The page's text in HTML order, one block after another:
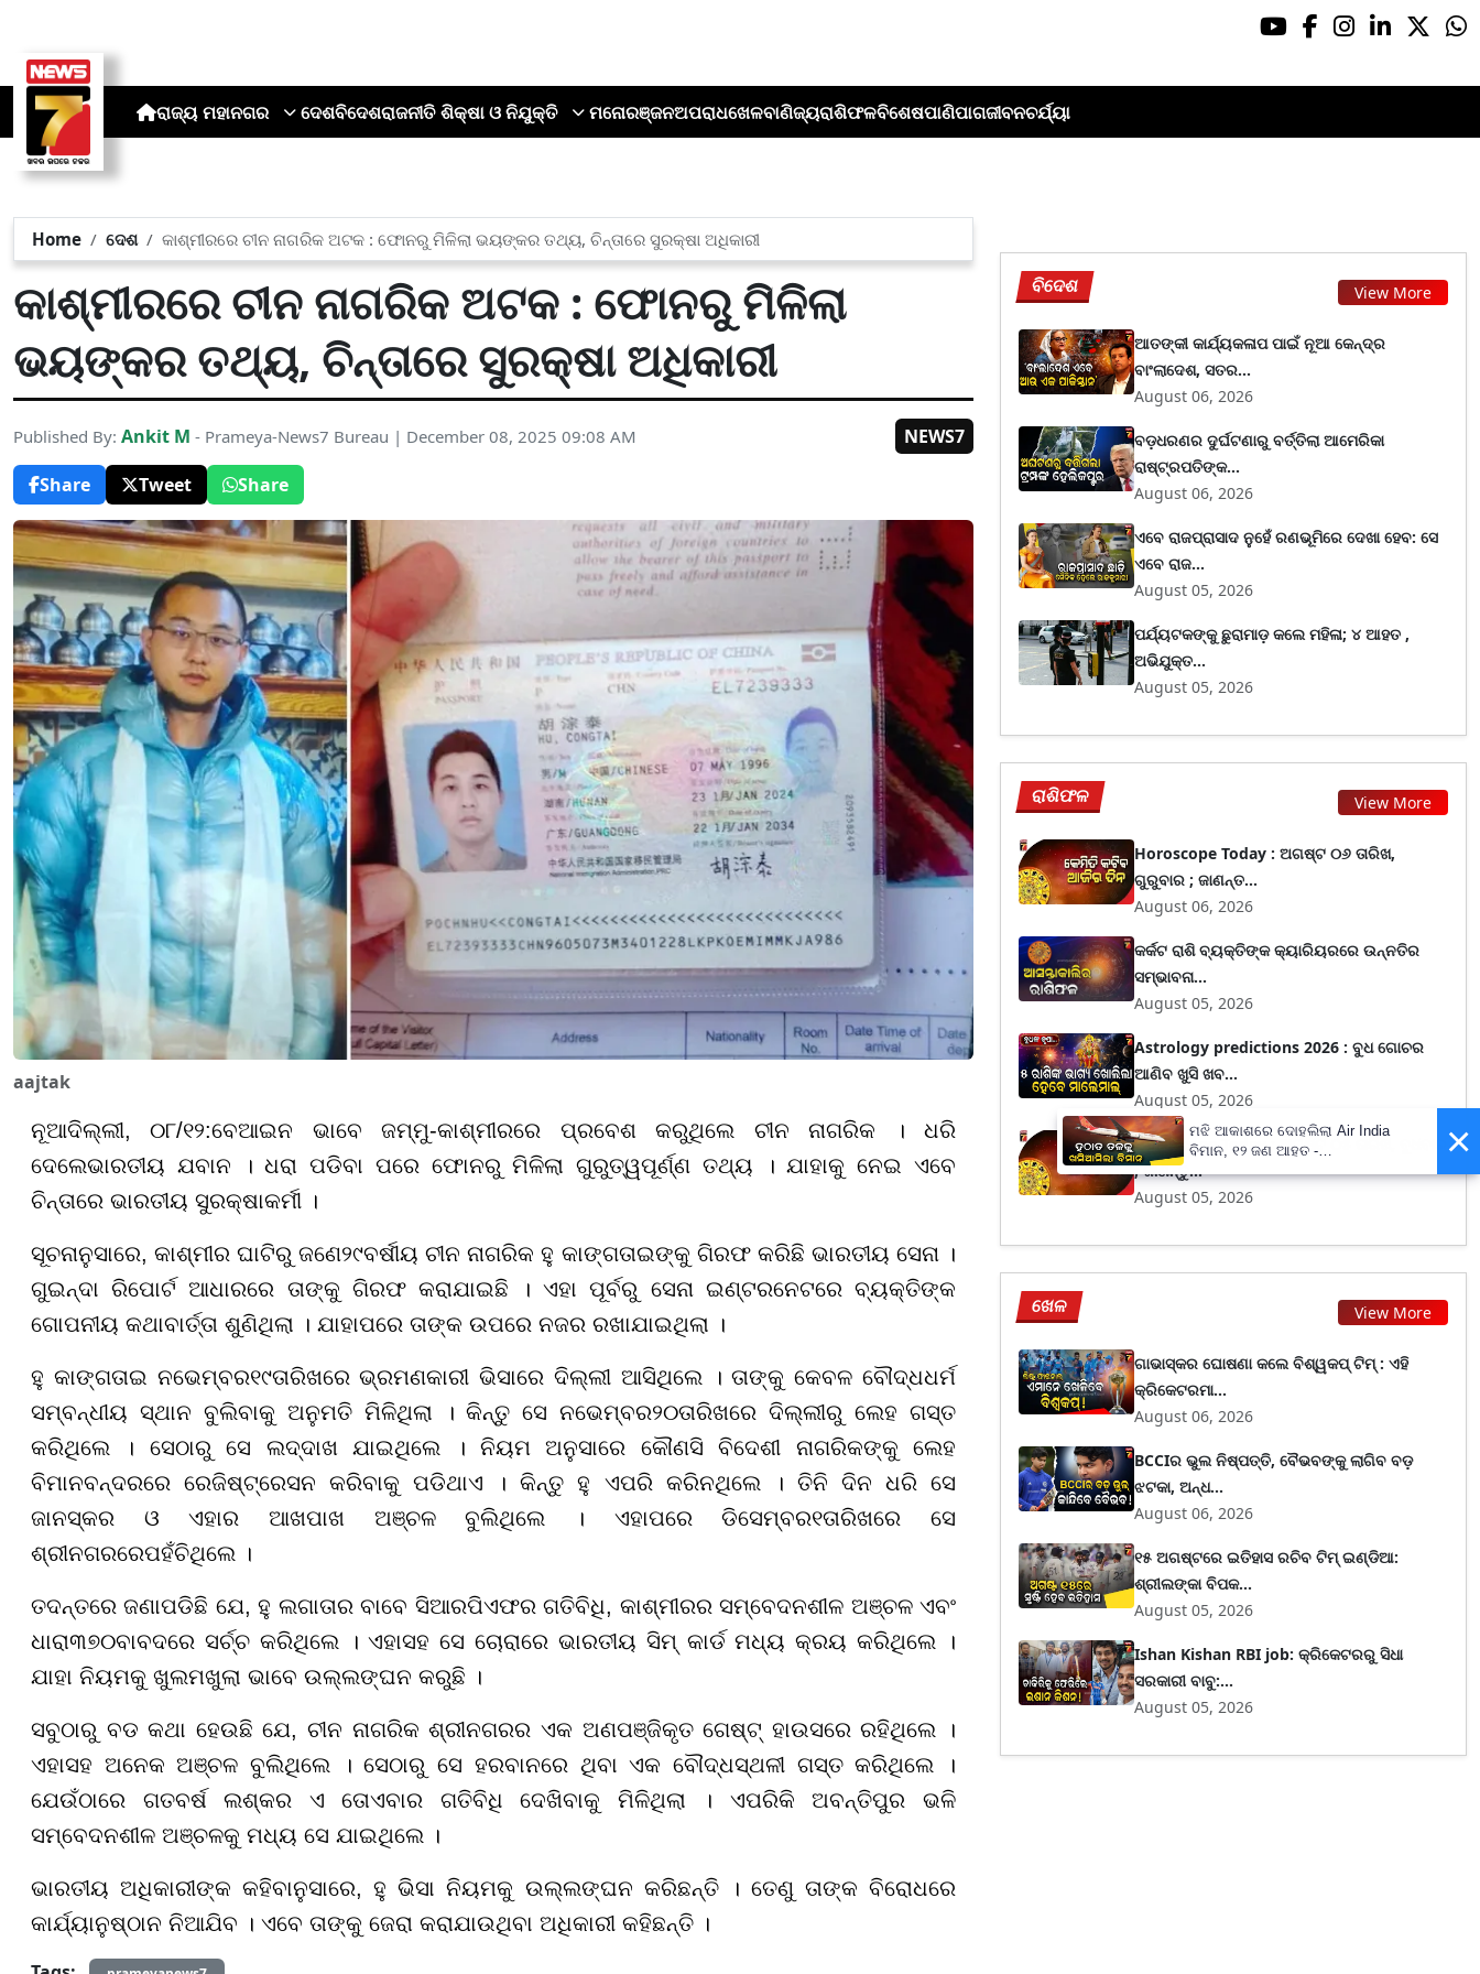
ରାଜ୍ୟ ମହାନଗର ଦେଶବିଦେଶରାଜନୀତି ଶିକ୍ଷା ଓ ନିଯୁକ୍ତି ମନୋରଞ୍ଜନଅପରାଧଖେଳବାଣିଜ୍ୟରାଶିଫଳବିଶେଷପାଣିପାଗଜୀବନଚର୍ଯ୍ୟା
Home ଦେଶ କାଶ୍ମୀରରେ ଚୀନ ନାଗରିକ ଅଟକ : ଫୋନରୁ ମିଳିଲା ଭୟଙ୍କର ତଥ୍ୟ, ଚିନ୍ତାରେ ସୁରକ୍ଷା ଅଧିକାରୀ
କାଶ୍ମୀରରେ ଚୀନ ନାଗରିକ ଅଟକ : ଫୋନରୁ ମିଳିଲା
ଭୟଙ୍କର ତଥ୍ୟ, ଚିନ୍ତାରେ ସୁରକ୍ଷା ଅଧିକାରୀ
Published By: Ankit M - Prameya-News7 Bureau | December 08, 2025 09:08 AM
NEWS7
Share
Tweet Share
aajtak
ନୂଆଦିଲ୍ଲୀ, ୦୮/୧୨:ବେଆଇନ ଭାବେ ଜମ୍ମୁ-କାଶ୍ମୀରରେ ପ୍ରବେଶ କରୁଥିଲେ ଚୀନ ନାଗରିକ । ଧରି
ଦେଲେଭାରତୀୟ ଯବାନ । ଧରା ପଡିବା ପରେ ଫୋନରୁ ମିଳିଲା ଗୁରୁତ୍ୱପୂର୍ଣ୍ଣ ତଥ୍ୟ । ଯାହାକୁ ନେଇ ଏବେ
ଚିନ୍ତାରେ ଭାରତୀୟ ସୁରକ୍ଷାକର୍ମୀ ।
ସୂଚନାନୁସାରେ, କାଶ୍ମୀର ଘାଟିରୁ ଜଣେ୨୯ବର୍ଷୀୟ ଚୀନ ନାଗରିକ ହୁ କାଙ୍ଗତାଇଙ୍କୁ ଗିରଫ କରିଛି ଭାରତୀୟ ସେନା ।
ଗୁଇନ୍ଦା ରିପୋର୍ଟ ଆଧାରରେ ତାଙ୍କୁ ଗିରଫ କରାଯାଇଛି । ଏହା ପୂର୍ବରୁ ସେନା ଇଣ୍ଟରନେଟରେ ବ୍ୟକ୍ତିଙ୍କ
ଗୋପନୀୟ କଥାବାର୍ତ୍ତା ଶୁଣିଥିଲା । ଯାହାପରେ ତାଙ୍କ ଉପରେ ନଜର ରଖାଯାଇଥିଲା ।
ହୁ କାଙ୍ଗତାଇ ନଭେମ୍ବର୧୯ତାରିଖରେ ଭ୍ରମଣକାରୀ ଭିସାରେ ଦିଲ୍ଲୀ ଆସିଥିଲେ । ତାଙ୍କୁ କେବଳ ବୌଦ୍ଧଧର୍ମ
ସମ୍ବନ୍ଧୀୟ ସ୍ଥାନ ବୁଲିବାକୁ ଅନୁମତି ମିଳିଥିଲା । କିନ୍ତୁ ସେ ନଭେମ୍ବର୨୦ତାରିଖରେ ଦିଲ୍ଲୀରୁ ଲେହ ଗସ୍ତ
କରିଥିଲେ । ସେଠାରୁ ସେ ଲଦ୍ଦାଖ ଯାଇଥିଲେ । ନିୟମ ଅନୁସାରେ କୌଣସି ବିଦେଶୀ ନାଗରିକଙ୍କୁ ଲେହ
ବିମାନବନ୍ଦରରେ ରେଜିଷ୍ଟ୍ରେସନ କରିବାକୁ ପଡିଥାଏ । କିନ୍ତୁ ହୁ ଏପରି କରିନଥିଲେ । ତିନି ଦିନ ଧରି ସେ
ଜାନସ୍କର ଓ ଏହାର ଆଖପାଖ ଅଞ୍ଚଳ ବୁଲିଥିଲେ । ଏହାପରେ ଡିସେମ୍ବର୧ତାରିଖରେ ସେ
ଶ୍ରୀନଗରରେପହଁଚିଥିଲେ ।
ତଦନ୍ତରେ ଜଣାପଡିଛି ଯେ, ହୁ ଲଗାତାର ବାବେ ସିଆରପିଏଫର ଗତିବିଧି, କାଶ୍ମୀରର ସମ୍ବେଦନଶୀଳ ଅଞ୍ଚଳ ଏବଂ
ଧାରା୩୭୦ବାବଦରେ ସର୍ଚ୍ଚ କରିଥିଲେ । ଏହାସହ ସେ ଚୋରାରେ ଭାରତୀୟ ସିମ୍ କାର୍ଡ ମଧ୍ୟ କ୍ରୟ କରିଥିଲେ ।
ଯାହା ନିୟମକୁ ଖୁଲମଖୁଲା ଭାବେ ଉଲ୍ଲଙ୍ଘନ କରୁଛି ।
ସବୁଠାରୁ ବଡ କଥା ହେଉଛି ଯେ, ଚୀନ ନାଗରିକ ଶ୍ରୀନଗରର ଏକ ଅଣପଞ୍ଜିକୃତ ଗେଷ୍ଟ୍ ହାଉସରେ ରହିଥିଲେ ।
ଏହାସହ ଅନେକ ଅଞ୍ଚଳ ବୁଲିଥିଲେ । ସେଠାରୁ ସେ ହରବାନରେ ଥିବା ଏକ ବୌଦ୍ଧସ୍ଥଳୀ ଗସ୍ତ କରିଥିଲେ ।
ଯେଉଁଠାରେ ଗତବର୍ଷ ଲଶ୍କର ଏ ତୋଏବାର ଗତିବିଧି ଦେଖିବାକୁ ମିଳିଥିଲା । ଏପରିକି ଅବନ୍ତିପୁର ଭଳି
ସମ୍ବେଦନଶୀଳ ଅଞ୍ଚଳକୁ ମଧ୍ୟ ସେ ଯାଇଥିଲେ ।
ଭାରତୀୟ ଅଧିକାରୀଙ୍କ କହିବାନୁସାରେ, ହୁ ଭିସା ନିୟମକୁ ଉଲ୍ଲଙ୍ଘନ କରିଛନ୍ତି । ତେଣୁ ତାଙ୍କ ବିରୋଧରେ
କାର୍ଯ୍ୟାନୁଷ୍ଠାନ ନିଆଯିବ । ଏବେ ତାଙ୍କୁ ଜେରା କରାଯାଉଥିବା ଅଧିକାରୀ କହିଛନ୍ତି ।
ବିଦେଶ View More
ଆତଙ୍କୀ କାର୍ଯ୍ୟକଳାପ ପାଇଁ ନୂଆ କେନ୍ଦ୍ର
ବାଂଲାଦେଶ, ସତର...
August 06, 2026
ବଡ଼ଧରଣର ଦୁର୍ଘଟଣାରୁ ବର୍ତ୍ତିଲା ଆମେରିକା
ରାଷ୍ଟ୍ରପତିଙ୍କ...
August 06, 2026
ଏବେ ରାଜପ୍ରାସାଦ ନୁହେଁ ରଣଭୂମିରେ ଦେଖା ହେବ: ସେ
ଏବେ ରାଜ...
August 05, 2026
ପର୍ଯ୍ୟଟକଙ୍କୁ ଛୁରାମାଡ଼ କଲେ ମହିଳା; ୪ ଆହତ ,
ଅଭିଯୁକ୍ତ...
August 05, 2026
ରାଶିଫଳ View More
Horoscope Today : ଅଗଷ୍ଟ ୦୬ ତାରିଖ,
ଗୁରୁବାର ; ଜାଣନ୍ତ...
August 06, 2026
କର୍କଟ ରାଶି ବ୍ୟକ୍ତିଙ୍କ କ୍ୟାରିୟରରେ ଉନ୍ନତିର
ସମ୍ଭାବନା...
August 05, 2026
Astrology predictions 2026 : ବୁଧ ଗୋଚର
ଆଣିବ ଖୁସି ଖବ...
August 05, 2026
Horoscope Today : ଅଗଷ୍ଟ ୦୫ ତାରିଖ, ବୁଧବାର
; ଜାଣନ୍ତୁ...
August 05, 2026
ଖେଳ View More
ଗାଭାସ୍କର ଘୋଷଣା କଲେ ବିଶ୍ୱକପ୍ ଟିମ୍ : ଏହି
କ୍ରିକେଟରମା...
August 06, 2026
BCCIର ଭୁଲ ନିଷ୍ପତ୍ତି, ବୈଭବଙ୍କୁ ଲାଗିବ ବଡ଼
ଝଟକା, ଅନ୍ଧ...
August 06, 2026
୧୫ ଅଗଷ୍ଟରେ ଇତିହାସ ରଚିବ ଟିମ୍ ଇଣ୍ଡିଆ:
ଶ୍ରୀଲଙ୍କା ବିପକ...
August 05, 2026
Ishan Kishan RBI job: କ୍ରିକେଟରରୁ ସିଧା
ସରକାରୀ ବାବୁ:...
August 05, 2026
×
ମଝି ଆକାଶରେ ଦୋହଲିଲା Air India
ବିମାନ, ୧୨ ଜଣ ଆହତ -